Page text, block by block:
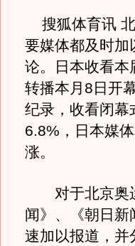
搜狐体育讯 北
要媒体都及时加
论。日本收看本
转播本月8日开
纪录，收看闭幕
6.8%，日本媒
涨。
对于北京奥运
闻》、《朝日
速加以报道，并